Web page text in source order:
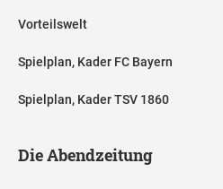
Vorteilswelt
Spielplan, Kader FC Bayern
Spielplan, Kader TSV 1860
Die Abendzeitung